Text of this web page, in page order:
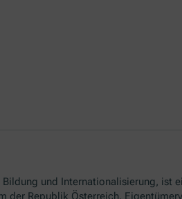
Bildung und Internationalisierung, ist
der Republik Österreich.